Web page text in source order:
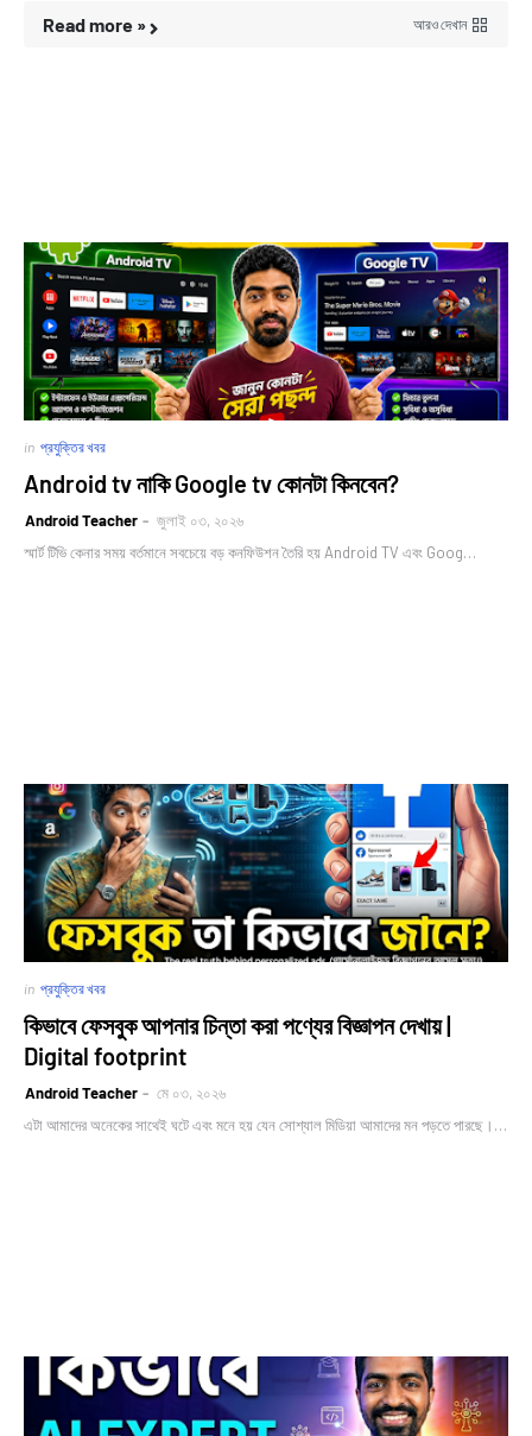
Read more » আরও দেখান
in প্রযুক্তির খবর
Android tv নাকি Google tv কোনটা কিনবেন?
Android Teacher
জুলাই ০৩, ২০২৬
স্মার্ট টিভি কেনার সময় বর্তমানে সবচেয়ে বড় কনফিউশন তৈরি হয় Android TV এবং Goog…
in প্রযুক্তির খবর
কিভাবে ফেসবুক আপনার চিন্তা করা পণ্যের বিজ্ঞাপন দেখায় |
Digital footprint
Android Teacher
মে ০৩, ২০২৬
এটা আমাদের অনেকের সাথেই ঘটে এবং মনে হয় যেন সোশ্যাল মিডিয়া আমাদের মন পড়তে পারছে।…